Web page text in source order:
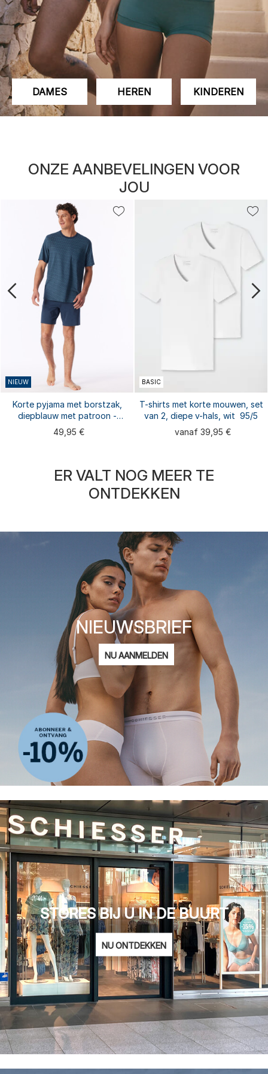
DAMES HEREN KINDEREN
ONZE AANBEVELINGEN VOOR
JOU
NIEUW
Korte pyjama met borstzak,
diepblauw met patroon -
Comfort Essentials
49,95 €
BASIC
T-shirts met korte mouwen, set
van 2, diepe v-hals, wit  95/5
vanaf 39,95 €
ER VALT NOG MEER TE
ONTDEKKEN
NIEUWSBRIEF
E-
mailadres
NU AANMELDEN
Ik ben geïnteresseerd in:
Damesmode
Herenmode
Kindermode
ADIDAS
Privacy Policy
STORES BIJ U IN DE BUURT
NU ONTDEKKEN